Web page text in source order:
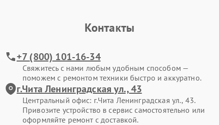
Контакты
+7 (800) 101-16-34
Свяжитесь с нами любым удобным способом —
поможем с ремонтом техники быстро и аккуратно.
г.Чита Ленинградская ул., 43
Центральный офис: г.Чита Ленинградская ул., 43.
Привозите устройство в сервис самостоятельно или
оформляйте ремонт с доставкой.